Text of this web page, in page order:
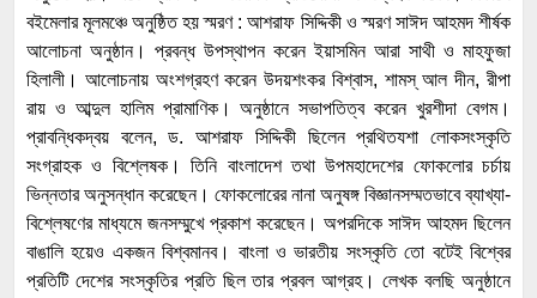
বইমেলার মূলমঞ্চে অনুষ্ঠিত হয় স্মরণ : আশরাফ সিদ্দিকী ও স্মরণ সাঈদ আহমদ শীর্ষক
আলোচনা অনুষ্ঠান। প্রবন্ধ উপস্থাপন করেন ইয়াসমিন আরা সাথী ও মাহফুজা
হিলালী। আলোচনায় অংশগ্রহণ করেন উদয়শংকর বিশ্বাস, শামস্ আল দীন, রীপা
রায় ও আব্দুল হালিম প্রামাণিক। অনুষ্ঠানে সভাপতিত্ব করেন খুরশীদা বেগম।
প্রাবন্ধিকদ্বয় বলেন, ড. আশরাফ সিদ্দিকী ছিলেন প্রথিতযশা লোকসংস্কৃতি
সংগ্রাহক ও বিশ্লেষক। তিনি বাংলাদেশ তথা উপমহাদেশের ফোকলোর চর্চায়
ভিন্নতার অনুসন্ধান করেছেন। ফোকলোরের নানা অনুষঙ্গ বিজ্ঞানসম্মতভাবে ব্যাখ্যা-
বিশ্লেষণের মাধ্যমে জনসম্মুখে প্রকাশ করেছেন। অপরদিকে সাঈদ আহমদ ছিলেন
বাঙালি হয়েও একজন বিশ্বমানব। বাংলা ও ভারতীয় সংস্কৃতি তো বটেই বিশ্বের
প্রতিটি দেশের সংস্কৃতির প্রতি ছিল তার প্রবল আগ্রহ। লেখক বলছি অনুষ্ঠানে